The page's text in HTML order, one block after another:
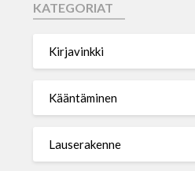
KATEGORIAT
Kirjavinkki
Kääntäminen
Lauserakenne